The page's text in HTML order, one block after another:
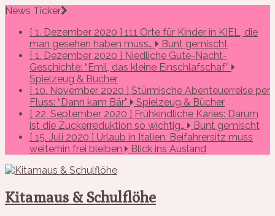
News Ticker
[ 1. Dezember 2020 ] 111 Orte für Kinder in KIEL, die
man gesehen haben muss…
Bunt gemischt
[ 1. Dezember 2020 ] Niedliche Gute-Nacht-
Geschichte: “Emil, das kleine Einschlafschaf”
Spielzeug & Bücher
[ 10. November 2020 ] Stürmische Abenteuerreise per
Fluss: “Dann kam Bär”
Spielzeug & Bücher
[ 22. September 2020 ] Frühkindliche Karies: Darum
ist die Zuckerreduktion so wichtig…
Bunt gemischt
[ 15. Juli 2020 ] Urlaub in Italien: Beifahrersitz muss
weiterhin frei bleiben
Blick ins Ausland
Kitamaus & Schulflöhe